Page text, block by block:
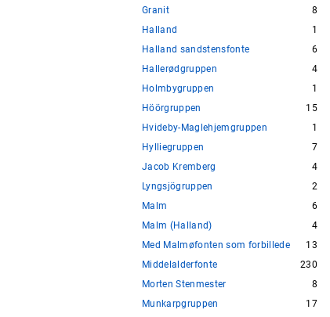
Granit
8
Halland
1
Halland sandstensfonte
6
Hallerødgruppen
4
Holmbygruppen
1
Höörgruppen
15
Hvideby-Maglehjemgruppen
1
Hylliegruppen
7
Jacob Kremberg
4
Lyngsjögruppen
2
Malm
6
Malm (Halland)
4
Med Malmøfonten som forbillede
13
Middelalderfonte
230
Morten Stenmester
8
Munkarpgruppen
17